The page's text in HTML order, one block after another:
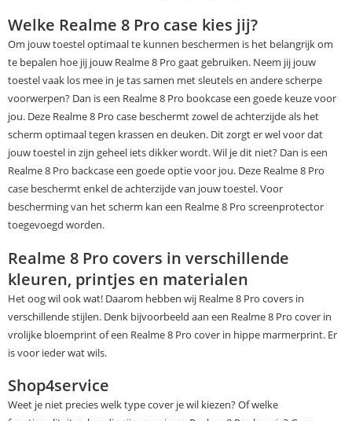
Welke Realme 8 Pro case kies jij?
Om jouw toestel optimaal te kunnen beschermen is het belangrijk om
te bepalen hoe jij jouw Realme 8 Pro gaat gebruiken. Neem jij jouw
toestel vaak los mee in je tas samen met sleutels en andere scherpe
voorwerpen? Dan is een Realme 8 Pro bookcase een goede keuze voor
jou. Deze Realme 8 Pro case beschermt zowel de achterzijde als het
scherm optimaal tegen krassen en deuken. Dit zorgt er wel voor dat
jouw toestel in zijn geheel iets dikker wordt. Wil je dit niet? Dan is een
Realme 8 Pro backcase een goede optie voor jou. Deze Realme 8 Pro
case beschermt enkel de achterzijde van jouw toestel. Voor
bescherming van het scherm kan een Realme 8 Pro screenprotector
toegevoegd worden.
Realme 8 Pro covers in verschillende
kleuren, printjes en materialen
Het oog wil ook wat! Daarom hebben wij Realme 8 Pro covers in
verschillende stijlen. Denk bijvoorbeeld aan een Realme 8 Pro cover in
vrolijke bloemprint of een Realme 8 Pro cover in hippe marmerprint. Er
is voor ieder wat wils.
Shop4service
Weet je niet precies welk type cover je wil kiezen? Of welke